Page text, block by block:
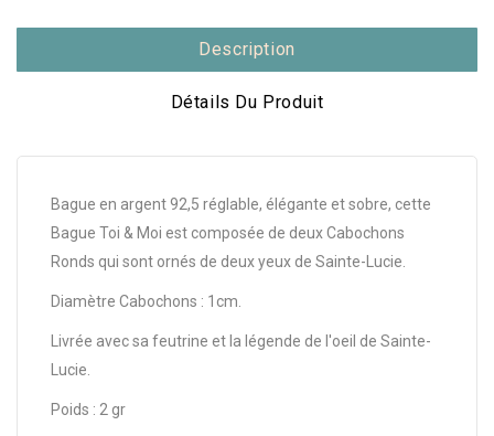
Description
Détails Du Produit
Bague en argent 92,5 réglable, élégante et sobre, cette
Bague Toi & Moi est composée de deux Cabochons
Ronds qui sont ornés de deux yeux de Sainte-Lucie.
Diamètre Cabochons : 1cm.
Livrée avec sa feutrine et la légende de l'oeil de Sainte-
Lucie.
Poids : 2 gr